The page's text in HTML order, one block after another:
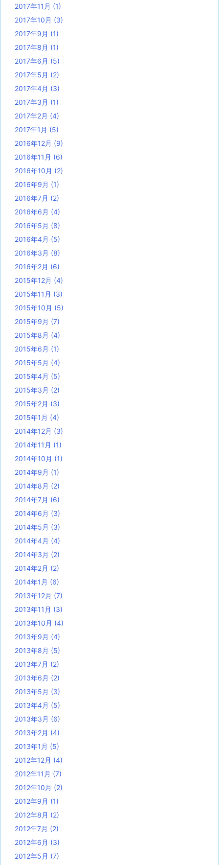
2017年11月 (1)
2017年10月 (3)
2017年9月 (1)
2017年8月 (1)
2017年6月 (5)
2017年5月 (2)
2017年4月 (3)
2017年3月 (1)
2017年2月 (4)
2017年1月 (5)
2016年12月 (9)
2016年11月 (6)
2016年10月 (2)
2016年9月 (1)
2016年7月 (2)
2016年6月 (4)
2016年5月 (8)
2016年4月 (5)
2016年3月 (8)
2016年2月 (6)
2015年12月 (4)
2015年11月 (3)
2015年10月 (5)
2015年9月 (7)
2015年8月 (4)
2015年6月 (1)
2015年5月 (4)
2015年4月 (5)
2015年3月 (2)
2015年2月 (3)
2015年1月 (4)
2014年12月 (3)
2014年11月 (1)
2014年10月 (1)
2014年9月 (1)
2014年8月 (2)
2014年7月 (6)
2014年6月 (3)
2014年5月 (3)
2014年4月 (4)
2014年3月 (2)
2014年2月 (2)
2014年1月 (6)
2013年12月 (7)
2013年11月 (3)
2013年10月 (4)
2013年9月 (4)
2013年8月 (5)
2013年7月 (2)
2013年6月 (2)
2013年5月 (3)
2013年4月 (5)
2013年3月 (6)
2013年2月 (4)
2013年1月 (5)
2012年12月 (4)
2012年11月 (7)
2012年10月 (2)
2012年9月 (1)
2012年8月 (2)
2012年7月 (2)
2012年6月 (3)
2012年5月 (7)